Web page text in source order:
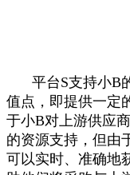
平台S支持小B
值点，即提供一定
于小B对上游供应
的资源支持，但由
可以实时、准确地